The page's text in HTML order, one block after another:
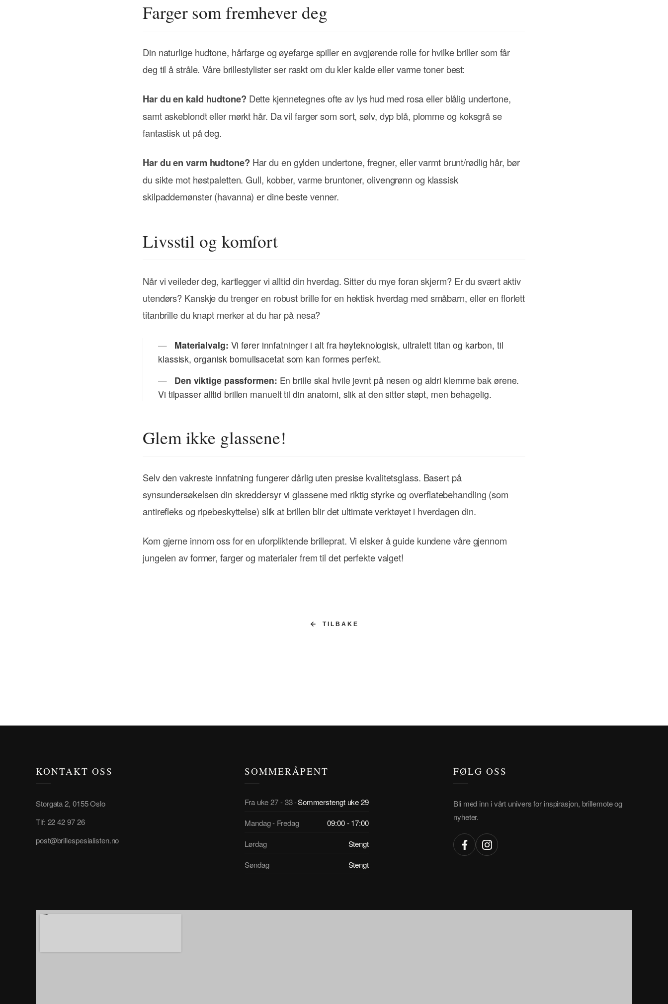
Farger som fremhever deg
Din naturlige hudtone, hårfarge og øyefarge spiller en avgjørende rolle for hvilke briller som får
deg til å stråle. Våre brillestylister ser raskt om du kler kalde eller varme toner best:
Har du en kald hudtone? Dette kjennetegnes ofte av lys hud med rosa eller blålig undertone,
samt askeblondt eller mørkt hår. Da vil farger som sort, sølv, dyp blå, plomme og koksgrå se
fantastisk ut på deg.
Har du en varm hudtone? Har du en gylden undertone, fregner, eller varmt brunt/rødlig hår, bør
du sikte mot høstpaletten. Gull, kobber, varme bruntoner, olivengrønn og klassisk
skilpaddemønster (havanna) er dine beste venner.
Livsstil og komfort
Når vi veileder deg, kartlegger vi alltid din hverdag. Sitter du mye foran skjerm? Er du svært aktiv
utendørs? Kanskje du trenger en robust brille for en hektisk hverdag med småbarn, eller en florlett
titanbrille du knapt merker at du har på nesa?
Materialvalg: Vi fører innfatninger i alt fra høyteknologisk, ultralett titan og karbon, til
klassisk, organisk bomullsacetat som kan formes perfekt.
Den viktige passformen: En brille skal hvile jevnt på nesen og aldri klemme bak ørene.
Vi tilpasser alltid brillen manuelt til din anatomi, slik at den sitter støpt, men behagelig.
Glem ikke glassene!
Selv den vakreste innfatning fungerer dårlig uten presise kvalitetsglass. Basert på
synsundersøkelsen din skreddersyr vi glassene med riktig styrke og overflatebehandling (som
antirefleks og ripebeskyttelse) slik at brillen blir det ultimate verktøyet i hverdagen din.
Kom gjerne innom oss for en uforpliktende brilleprat. Vi elsker å guide kundene våre gjennom
jungelen av former, farger og materialer frem til det perfekte valget!
TILBAKE
KONTAKT OSS
Storgata 2, 0155 Oslo
Tlf: 22 42 97 26
post@brillespesialisten.no
SOMMERÅPENT
Fra uke 27 - 33 -Sommerstengt uke 29
Mandag - Fredag
09:00 - 17:00
Lørdag
Stengt
Søndag
Stengt
FØLG OSS
Bli med inn i vårt univers for inspirasjon, brillemote og
nyheter.